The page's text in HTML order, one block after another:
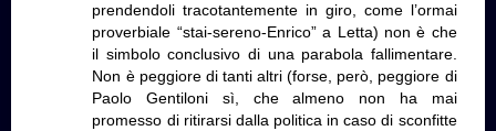
prendendoli tracotantemente in giro, come l’ormai
proverbiale “stai-sereno-Enrico” a Letta) non è che
il simbolo conclusivo di una parabola fallimentare.
Non è peggiore di tanti altri (forse, però, peggiore di
Paolo Gentiloni sì, che almeno non ha mai
promesso di ritirarsi dalla politica in caso di sconfitte